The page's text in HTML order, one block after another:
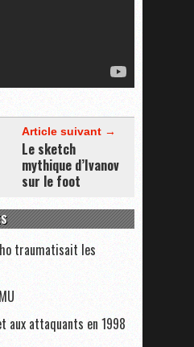
Article suivant →
Le sketch
mythique d’Ivanov
sur le foot
traumatisait les
aux attaquants en 1998